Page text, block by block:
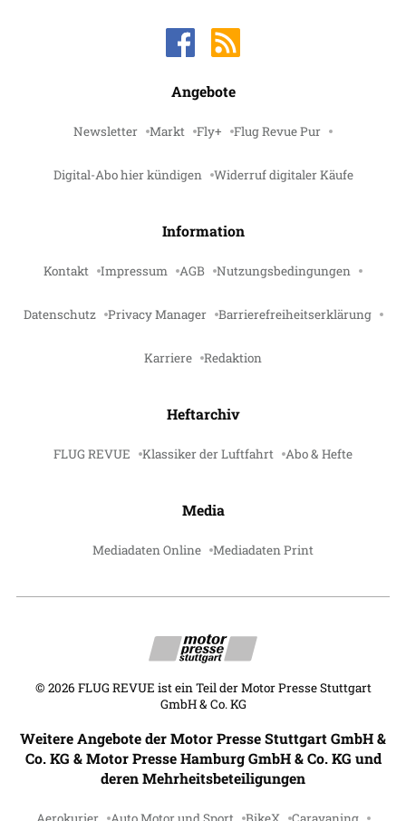
Angebote
Newsletter Markt Fly+ Flug Revue Pur
Digital-Abo hier kündigen Widerruf digitaler Käufe
Information
Kontakt Impressum AGB Nutzungsbedingungen
Datenschutz Privacy Manager Barrierefreiheitserklärung
Karriere Redaktion
Heftarchiv
FLUG REVUE Klassiker der Luftfahrt Abo & Hefte
Media
Mediadaten Online Mediadaten Print
© 2026 FLUG REVUE ist ein Teil der Motor Presse Stuttgart
GmbH & Co. KG
Weitere Angebote der Motor Presse Stuttgart GmbH &
Co. KG & Motor Presse Hamburg GmbH & Co. KG und
deren Mehrheitsbeteiligungen